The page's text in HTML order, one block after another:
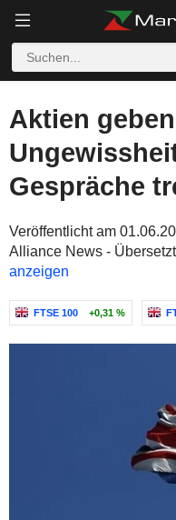
Aktien
Gespräche
Veröffentlicht am
Alliance News -
anzeigen
FTSE 100 +0,31 %